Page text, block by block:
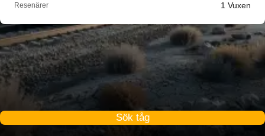
Resenärer 1 Vuxen
Sök tåg